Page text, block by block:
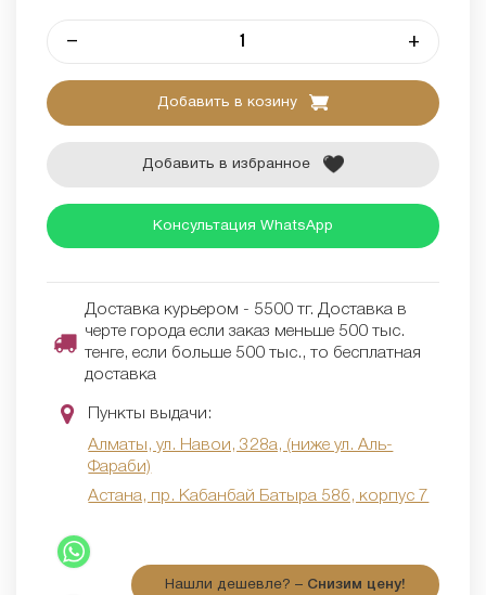
– +
Добавить в козину
Добавить в избранное
Консультация WhatsApp
Доставка курьером - 5500 тг. Доставка в
черте города если заказ меньше 500 тыс.
тенге, если больше 500 тыс., то бесплатная
доставка
Пункты выдачи:
Алматы, ул. Навои, 328а, (ниже ул. Аль-
Фараби)
Астана, пр. Кабанбай Батыра 58б, корпус 7
Нашли дешевле? – Снизим цену!